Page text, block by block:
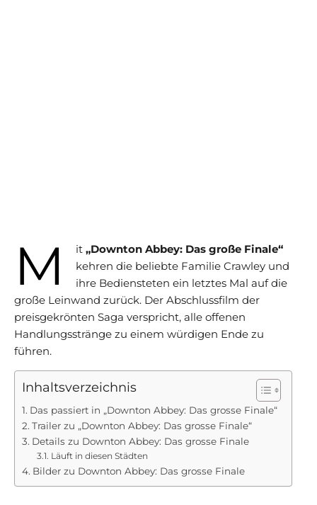
M it „Downton Abbey: Das große Finale“
kehren die beliebte Familie Crawley und
ihre Bediensteten ein letztes Mal auf die
große Leinwand zurück. Der Abschlussfilm der
preisgekrönten Saga verspricht, alle offenen
Handlungsstränge zu einem würdigen Ende zu
führen.
Inhaltsverzeichnis
Das passiert in „Downton Abbey: Das grosse Finale“
Trailer zu „Downton Abbey: Das grosse Finale“
Details zu Downton Abbey: Das grosse Finale
Läuft in diesen Städten
Bilder zu Downton Abbey: Das grosse Finale